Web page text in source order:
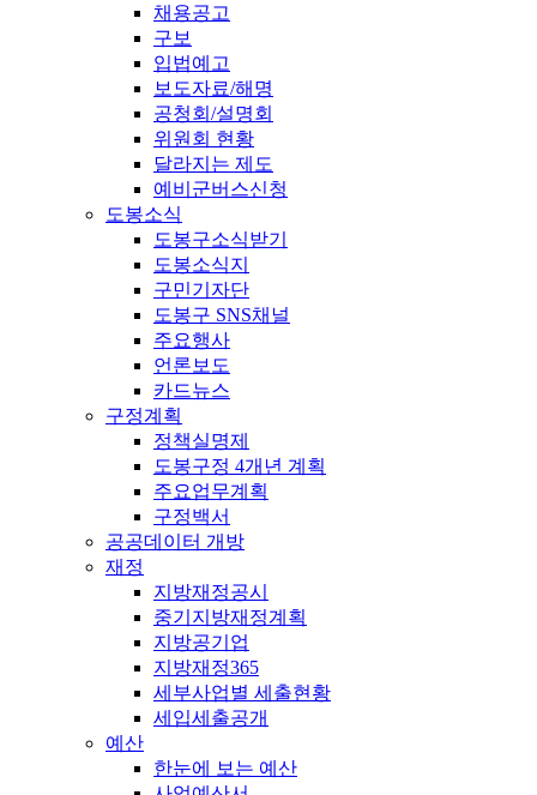
채용공고
구보
입법예고
보도자료/해명
공청회/설명회
위원회 현황
달라지는 제도
예비군버스신청
도봉소식
도봉구소식받기
도봉소식지
구민기자단
도봉구 SNS채널
주요행사
언론보도
카드뉴스
구정계획
정책실명제
도봉구정 4개년 계획
주요업무계획
구정백서
공공데이터 개방
재정
지방재정공시
중기지방재정계획
지방공기업
지방재정365
세부사업별 세출현황
세입세출공개
예산
한눈에 보는 예산